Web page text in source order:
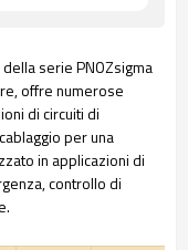
serie PNOZsigma
offre numerose
di circuiti di
per una
in applicazioni di
controllo di